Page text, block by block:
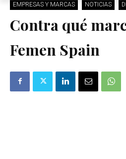
EMPRESAS Y MARCAS NOTICIAS
Contra qué
Femen Spain